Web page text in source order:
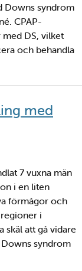
Downs syndrom
CPAP-
DS, vilket
och behandla
med
7 vuxna män
i en liten
förmågor och
i
skäl att gå vidare
syndrom